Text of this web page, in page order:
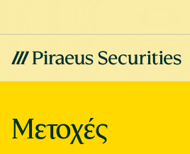
Μετοχές